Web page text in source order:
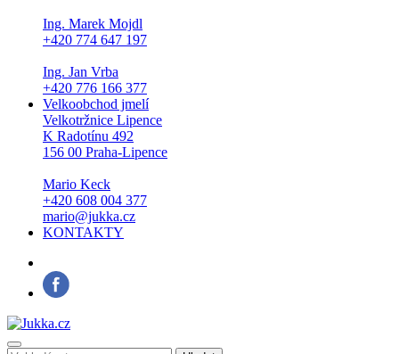
Ing. Marek Mojdl
+420 774 647 197
Ing. Jan Vrba
+420 776 166 377
Velkoobchod jmelí
Velkotržnice Lipence
K Radotínu 492
156 00 Praha-Lipence
Mario Keck
+420 608 004 377
mario@jukka.cz
KONTAKTY